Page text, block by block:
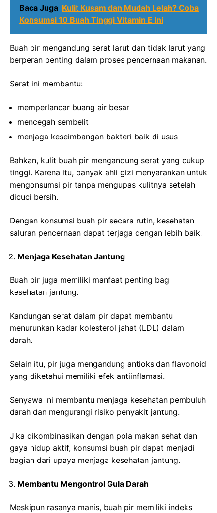
Baca Juga Kulit Kusam dan Mudah Lelah? Coba
Konsumsi 10 Buah Tinggi Vitamin E Ini
Buah pir mengandung serat larut dan tidak larut yang
berperan penting dalam proses pencernaan makanan.
Serat ini membantu:
memperlancar buang air besar
mencegah sembelit
menjaga keseimbangan bakteri baik di usus
Bahkan, kulit buah pir mengandung serat yang cukup
tinggi. Karena itu, banyak ahli gizi menyarankan untuk
mengonsumsi pir tanpa mengupas kulitnya setelah
dicuci bersih.
Dengan konsumsi buah pir secara rutin, kesehatan
saluran pencernaan dapat terjaga dengan lebih baik.
Menjaga Kesehatan Jantung
Buah pir juga memiliki manfaat penting bagi
kesehatan jantung.
Kandungan serat dalam pir dapat membantu
menurunkan kadar kolesterol jahat (LDL) dalam
darah.
Selain itu, pir juga mengandung antioksidan flavonoid
yang diketahui memiliki efek antiinflamasi.
Senyawa ini membantu menjaga kesehatan pembuluh
darah dan mengurangi risiko penyakit jantung.
Jika dikombinasikan dengan pola makan sehat dan
gaya hidup aktif, konsumsi buah pir dapat menjadi
bagian dari upaya menjaga kesehatan jantung.
Membantu Mengontrol Gula Darah
Meskipun rasanya manis, buah pir memiliki indeks